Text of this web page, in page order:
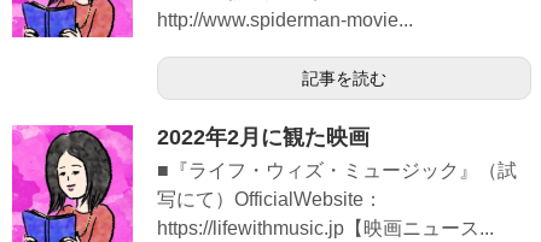
http://www.spiderman-movie...
記事を読む
2022年2月に観た映画
■『ライフ・ウィズ・ミュージック』（試
写にて）OfficialWebsite：
https://lifewithmusic.jp【映画ニュース...